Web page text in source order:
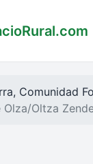
Comunidad
Olza/Oltza